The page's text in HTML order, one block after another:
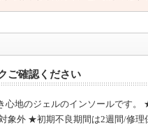
ご確認ください
心地のジェルのインソールです
象外 ★初期不良期間は2週間/修